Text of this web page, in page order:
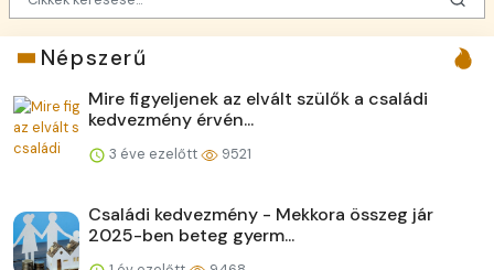
Népszerű
Mire figyeljenek az elvált szülők a családi
kedvezmény érvén...
3 éve ezelőtt 9521
Családi kedvezmény - Mekkora összeg jár
2025-ben beteg gyerm...